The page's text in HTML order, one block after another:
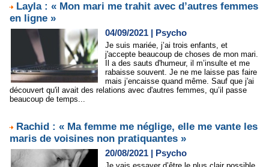
Layla : « Mon mari me trahit avec d’autres femmes
en ligne »
04/09/2021 | Psycho
Je suis mariée, j’ai trois enfants, et
j'accepte beaucoup de choses de mon mari.
Il a des sauts d'humeur, il m’insulte et me
rabaisse souvent. Je ne me laisse pas faire
mais j’encaisse quand même. Sauf que j'ai
découvert qu'il avait des relations avec d'autres femmes, qu’il passe
beaucoup de temps...
Rachid : « Ma femme me néglige, elle me vante les
maris de voisines non pratiquantes »
20/08/2021 | Psycho